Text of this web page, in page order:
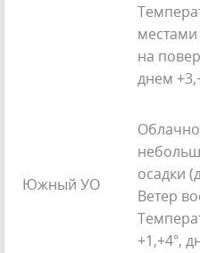
местами
на
днем
Южный УО
осадки
Ветер
+1,+4°,